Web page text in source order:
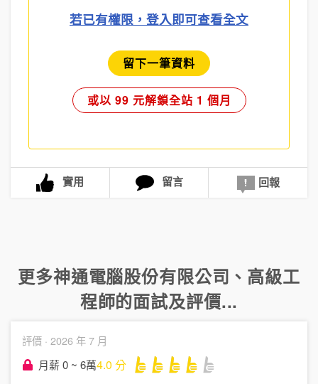
若已有權限，登入即可查看全文
留下一筆資料
或以 99 元解鎖全站 1 個月
實用 留言 回報
更多神通電腦股份有限公司 、 高級工
程師的面試及評價...
評價 · 2026 年 7 月
月薪 0 ~ 6萬4.0 分